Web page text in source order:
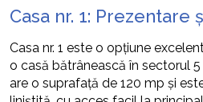
Casa nr. 1: Prezentare
Casa nr. 1 este o opțiune
o casă bătrânească în sectorul
are o suprafață de 120 mp și